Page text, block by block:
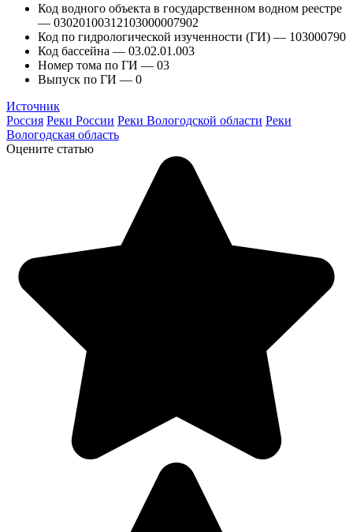
Код водного объекта в государственном водном реестре
— 03020100312103000007902
Код по гидрологической изученности (ГИ) — 103000790
Код бассейна — 03.02.01.003
Номер тома по ГИ — 03
Выпуск по ГИ — 0
Источник
Россия Реки России Реки Вологодской области Реки
Вологодская область
Оцените статью